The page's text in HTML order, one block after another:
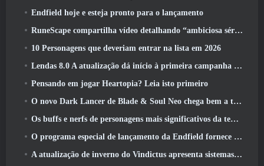
Endfield hoje e esteja pronto para o lançamento
RuneScape compartilha vídeo detalhando “ambiciosa série de atualizações de conteúdo”
10 Personagens que deveriam entrar na lista em 2026
Lendas 8.0 A atualização dá início à primeira campanha de 2026
Pensando em jogar Heartopia? Leia isto primeiro
O novo Dark Lancer de Blade & Soul Neo chega bem a tempo para o primeiro aniversário
Os buffs e nerfs de personagens mais significativos da temporada 6
O programa especial de lançamento da Endfield fornece detalhes sobre o sistema de monetização do jogo
A atualização de inverno do Vindictus apresenta sistemas para facilitar a progressão dos jogadores